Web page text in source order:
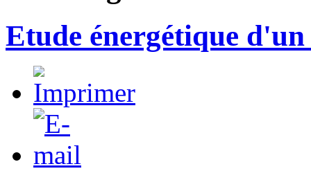
Etude énergétique